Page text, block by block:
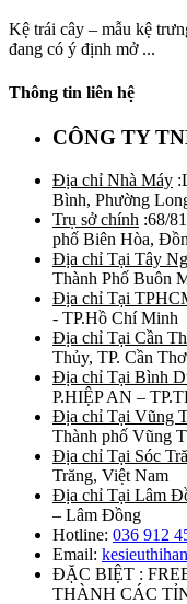
Kệ trái cây – mẫu kệ
đang có ý định mở ...
Thông tin liên hệ
CÔNG TY
Địa chỉ Nhà Máy
Bình, Phường
Trụ sở chính :68/
phố Biên Hòa,
Địa chỉ Tại Tây
Thành Phố Buôn
Địa chỉ Tại
- TP.Hồ Chí Minh
Địa chỉ Tại Cần
Thủy, TP. Cần Thơ
Địa chỉ Tại Bình
P.HIỆP AN –
Địa chỉ Tại Vũng
Thành phố Vũng
Địa chỉ Tại Sóc
Trăng, Việt Nam
Địa chỉ Tại Lâm
– Lâm Đồng
Hotline: 036 912
Email:
ĐẶC BIỆT :
THÀNH CÁC